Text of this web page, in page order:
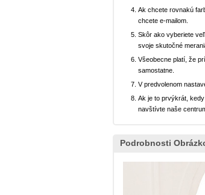
Ak chcete rovnakú
chcete e-mailom.
Skôr ako vyberiete
svoje skutočné
Všeobecne platí, že
samostatne.
V predvolenom
Ak je to prvýkrát,
navštívte naše
Podrobnosti